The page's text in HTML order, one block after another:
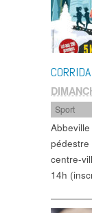
Sport
pédestre
centre-
14h